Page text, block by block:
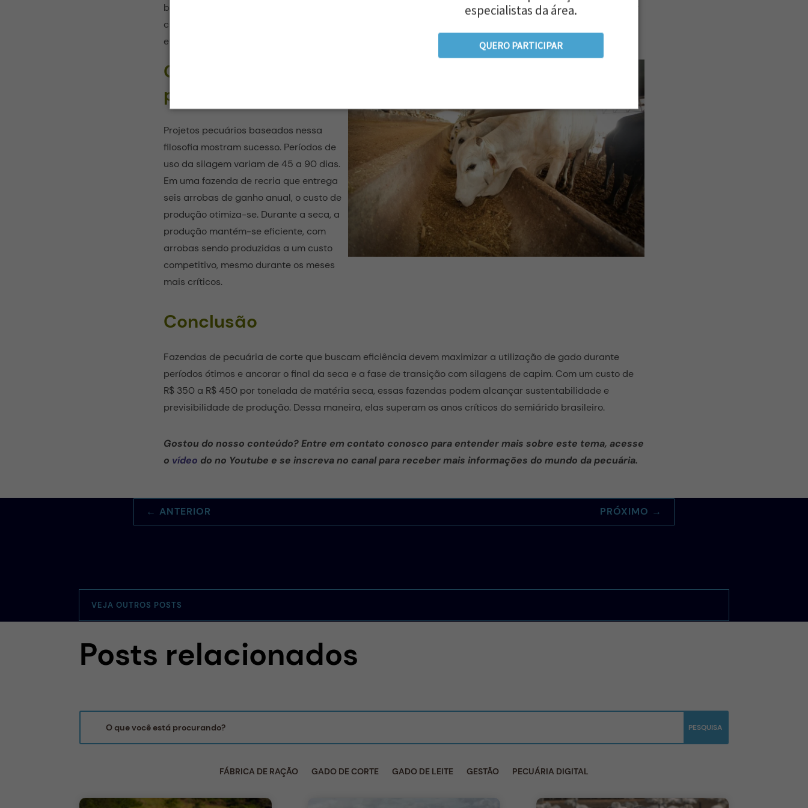
especialistas da área.
QUERO PARTICIPAR
balanceada. Dessa forma, ele ganha peso sem causar perdas financeiras. O objetivo não é apenas reduzir
custos, mas também garantir a capacidade da fazenda de manter o vigor durante períodos críticos,
evitando perdas sucessivas.
Custos e ganhos na
produção
Projetos pecuários baseados nessa
filosofia mostram sucesso. Períodos de
uso da silagem variam de 45 a 90 dias.
Em uma fazenda de recria que entrega
seis arrobas de ganho anual, o custo de
produção otimiza-se. Durante a seca, a
produção mantém-se eficiente, com
arrobas sendo produzidas a um custo
competitivo, mesmo durante os meses
mais críticos.
Conclusão
Fazendas de pecuária de corte que buscam eficiência devem maximizar a utilização de gado durante
períodos ótimos e ancorar o final da seca e a fase de transição com silagens de capim. Com um custo de
R$ 350 a R$ 450 por tonelada de matéria seca, essas fazendas podem alcançar sustentabilidade e
previsibilidade de produção. Dessa maneira, elas superam os anos críticos do semiárido brasileiro.
Gostou do nosso conteúdo? Entre em contato conosco para entender mais sobre este tema, acesse
o vídeo do no Youtube e se inscreva no canal para receber mais informações do mundo da pecuária.
← ANTERIOR PRÓXIMO →
VEJA OUTROS POSTS
Posts relacionados
FÁBRICA DE RAÇÃO GADO DE CORTE GADO DE LEITE GESTÃO PECUÁRIA DIGITAL